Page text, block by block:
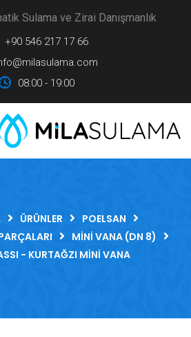
Sulama ve Zirai Danışmanlık
+90 546 217 17 66
08:00 - 19:00
ÜRÜNLER
POELSAN
MINI VANA (DN 8)
- KURTAĞZI MINI VANA